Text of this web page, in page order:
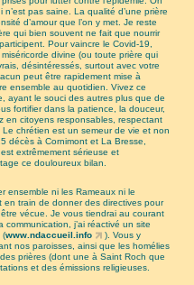
pas saine. La qualité d’une prière
d’amour que l’on y met. Je reste
qui bien souvent ne fait que nourrir
Pour vaincre le Covid-19,
divine (ou toute prière qui
désintéressés, surtout avec votre
peut être rapidement mise à
ensemble au quotidien. Vivez ce
ayant le souci des autres plus que de
fortifier dans la patience, la douceur,
en citoyens responsables, respectant
chrétien est un semeur de vie et non
décès à Cornimont et La Bresse,
extrêmement sérieuse et
ce douloureux bilan.
ensemble ni les Rameaux ni le
en train de donner des directives pour
vécue. Je vous tiendrai au courant
j’ai réactivé un site
(www.ndaccueil.info
). Vous y
nos paroisses, ainsi que les homélies
prières (dont une à Saint Roch que
et des émissions religieuses.